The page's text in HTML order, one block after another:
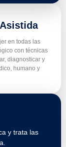
en todas las
con técnicas
diagnosticar y
humano y
y trata las